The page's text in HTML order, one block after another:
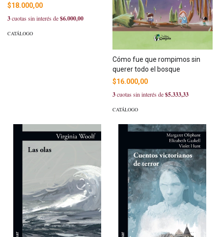
$18.000,00
3cuotas sin interés de$6.000,00
CATÁLOGO
Cómo fue que rompimos sin
querer todo el bosque
$16.000,00
3cuotas sin interés de$5.333,33
CATÁLOGO